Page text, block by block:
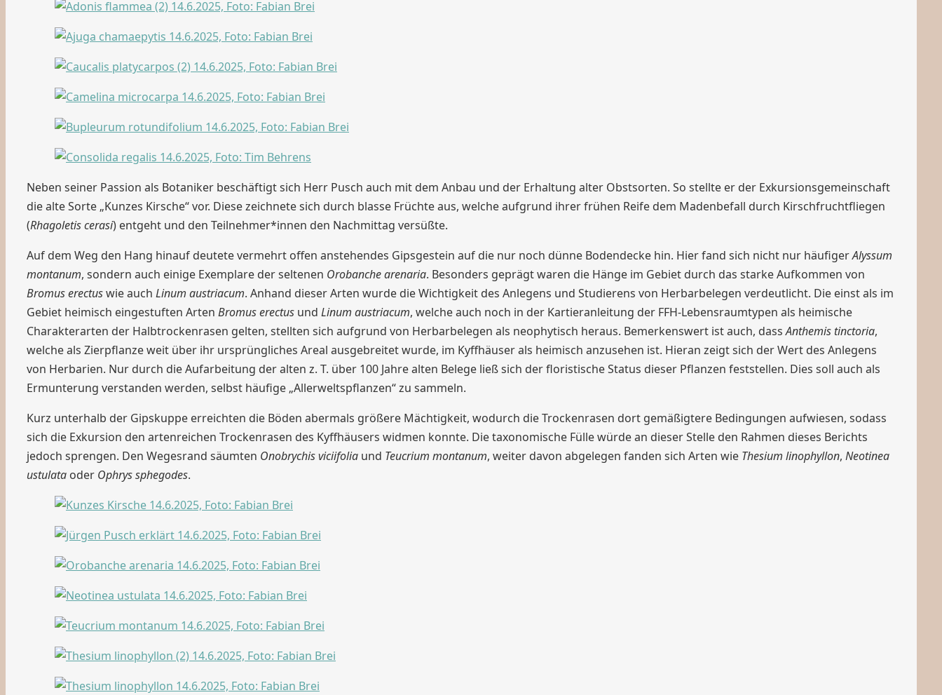
Neben seiner Passion als Botaniker beschäftigt sich Herr Pusch auch mit dem Anbau und der Erhaltung alter Obstsorten. So stellte er der Exkursionsgemeinschaft
die alte Sorte „Kunzes Kirsche“ vor. Diese zeichnete sich durch blasse Früchte aus, welche aufgrund ihrer frühen Reife dem Madenbefall durch Kirschfruchtfliegen
(Rhagoletis cerasi) entgeht und den Teilnehmer*innen den Nachmittag versüßte.
Auf dem Weg den Hang hinauf deutete vermehrt offen anstehendes Gipsgestein auf die nur noch dünne Bodendecke hin. Hier fand sich nicht nur häufigerAlyssum
montanum, sondern auch einige Exemplare der seltenen Orobanche arenaria. Besonders geprägt waren die Hänge im Gebiet durch das starke Aufkommen von
Bromus erectuswie auch Linum austriacum. Anhand dieser Arten wurde die Wichtigkeit des Anlegens und Studierens von Herbarbelegen verdeutlicht. Die einst als im
Gebiet heimisch eingestuften Arten Bromus erectus und Linum austriacum, welche auch noch in der Kartieranleitung der FFH-Lebensraumtypen als heimische
Charakterarten der Halbtrockenrasen gelten, stellten sich aufgrund von Herbarbelegen als neophytisch heraus. Bemerkenswert ist auch, dassAnthemis tinctoria,
welche als Zierpflanze weit über ihr ursprüngliches Areal ausgebreitet wurde, im Kyffhäuser als heimisch anzusehen ist. Hieran zeigt sich der Wert des Anlegens
von Herbarien. Nur durch die Aufarbeitung der alten z. T. über 100 Jahre alten Belege ließ sich der floristische Status dieser Pflanzen feststellen. Dies soll auch als
Ermunterung verstanden werden, selbst häufige „Allerweltspflanzen“ zu sammeln.
Kurz unterhalb der Gipskuppe erreichten die Böden abermals größere Mächtigkeit, wodurch die Trockenrasen dort gemäßigtere Bedingungen aufwiesen, sodass
sich die Exkursion den artenreichen Trockenrasen des Kyffhäusers widmen konnte. Die taxonomische Fülle würde an dieser Stelle den Rahmen dieses Berichts
jedoch sprengen. Den Wegesrand säumten Onobrychis viciifolia und Teucrium montanum, weiter davon abgelegen fanden sich Arten wie Thesium linophyllon, Neotinea
ustulata oder Ophrys sphegodes.